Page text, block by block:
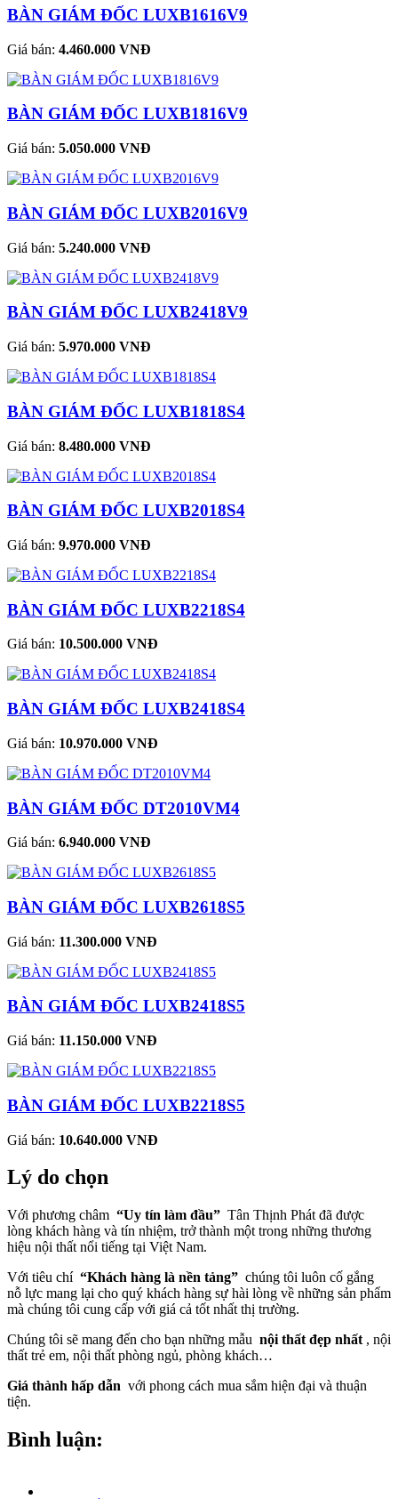
BÀN GIÁM ĐỐC LUXB1616V9
Giá bán: 4.460.000 VNĐ
BÀN GIÁM ĐỐC LUXB1816V9
Giá bán: 5.050.000 VNĐ
BÀN GIÁM ĐỐC LUXB2016V9
Giá bán: 5.240.000 VNĐ
BÀN GIÁM ĐỐC LUXB2418V9
Giá bán: 5.970.000 VNĐ
BÀN GIÁM ĐỐC LUXB1818S4
Giá bán: 8.480.000 VNĐ
BÀN GIÁM ĐỐC LUXB2018S4
Giá bán: 9.970.000 VNĐ
BÀN GIÁM ĐỐC LUXB2218S4
Giá bán: 10.500.000 VNĐ
BÀN GIÁM ĐỐC LUXB2418S4
Giá bán: 10.970.000 VNĐ
BÀN GIÁM ĐỐC DT2010VM4
Giá bán: 6.940.000 VNĐ
BÀN GIÁM ĐỐC LUXB2618S5
Giá bán: 11.300.000 VNĐ
BÀN GIÁM ĐỐC LUXB2418S5
Giá bán: 11.150.000 VNĐ
BÀN GIÁM ĐỐC LUXB2218S5
Giá bán: 10.640.000 VNĐ
Lý do chọn
Với phương châm “Uy tín làm đầu” Tân Thịnh Phát đã được
lòng khách hàng và tín nhiệm, trở thành một trong những thương
hiệu nội thất nổi tiếng tại Việt Nam.
Với tiêu chí “Khách hàng là nền tảng” chúng tôi luôn cố gắng
nỗ lực mang lại cho quý khách hàng sự hài lòng về những sản phẩm
mà chúng tôi cung cấp với giá cả tốt nhất thị trường.
Chúng tôi sẽ mang đến cho bạn những mẫu nội thất đẹp nhất , nội
thất trẻ em, nội thất phòng ngủ, phòng khách…
Giá thành hấp dẫn với phong cách mua sắm hiện đại và thuận
tiện.
Bình luận: